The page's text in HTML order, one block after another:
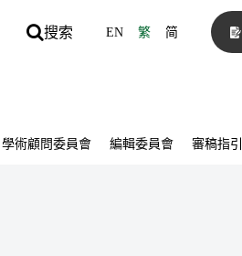
搜索 EN 繁 简
學術顧問委員會 編輯委員會 審稿指引